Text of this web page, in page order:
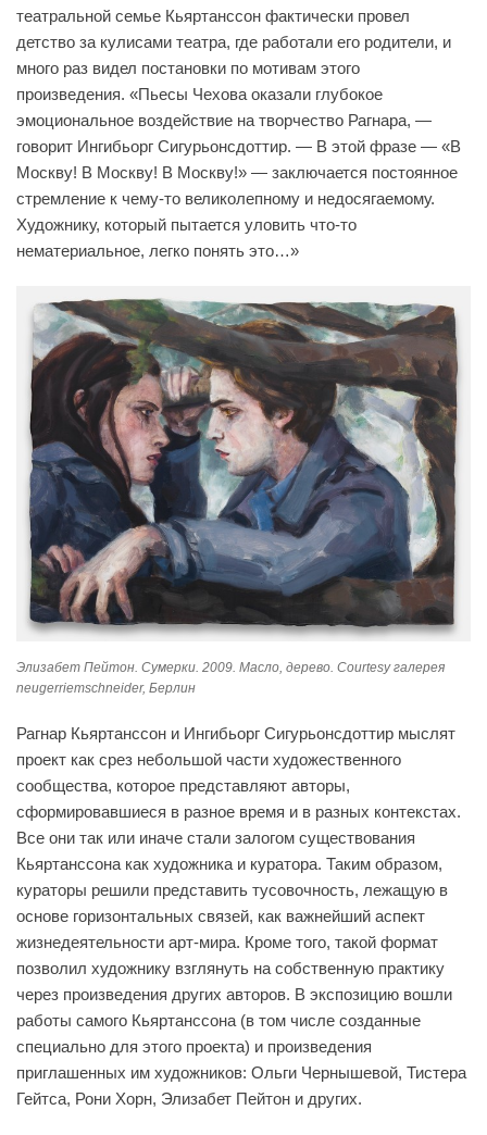
театральной семье Кьяртанссон фактически провел
детство за кулисами театра, где работали его родители, и
много раз видел постановки по мотивам этого
произведения. «Пьесы Чехова оказали глубокое
эмоциональное воздействие на творчество Рагнара, —
говорит Ингибьорг Сигурьонсдоттир. — В этой фразе — «В
Москву! В Москву! В Москву!» — заключается постоянное
стремление к чему-то великолепному и недосягаемому.
Художнику, который пытается уловить что-то
нематериальное, легко понять это…»
Элизабет Пейтон. Сумерки. 2009. Масло, дерево. Courtesy галерея
neugerriemschneider, Берлин
Рагнар Кьяртанссон и Ингибьорг Сигурьонсдоттир мыслят
проект как срез небольшой части художественного
сообщества, которое представляют авторы,
сформировавшиеся в разное время и в разных контекстах.
Все они так или иначе стали залогом существования
Кьяртанссона как художника и куратора. Таким образом,
кураторы решили представить тусовочность, лежащую в
основе горизонтальных связей, как важнейший аспект
жизнедеятельности арт-мира. Кроме того, такой формат
позволил художнику взглянуть на собственную практику
через произведения других авторов. В экспозицию вошли
работы самого Кьяртанссона (в том числе созданные
специально для этого проекта) и произведения
приглашенных им художников: Ольги Чернышевой, Тистера
Гейтса, Рони Хорн, Элизабет Пейтон и других.